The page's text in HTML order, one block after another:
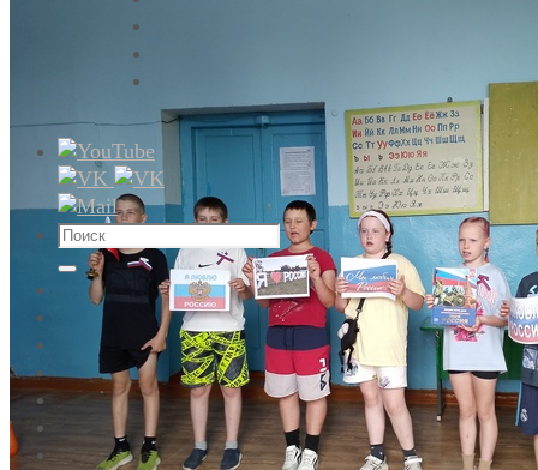
Что
искать:
Поиск